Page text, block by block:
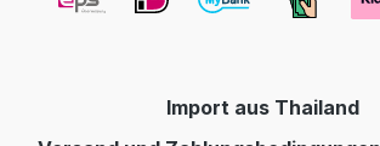
Import aus Thailand